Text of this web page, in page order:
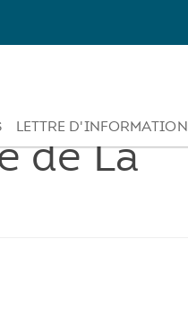
LETTRE D'INFORMATION
de La